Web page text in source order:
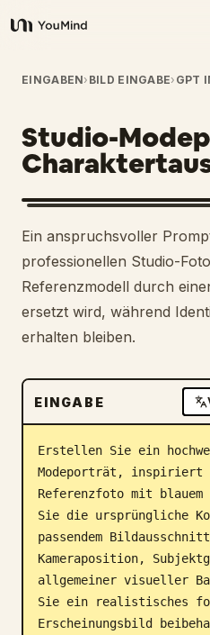
YouMind
Übersicht
Anwendungsfälle
Fähigkeiten
Prompts
Preise
Blog
Updates
EINGABEN› BILD EINGABE› GPT
Studio-
Ein anspruchsvoller
professionellen Studio-
Referenzmodell durch
ersetzt wird, während
erhalten bleiben.
EINGABE
Erstellen Sie ein
Modeporträt, inspiriert
Referenzfoto mit
Sie die ursprüngliche
passendem
Kameraposition,
allgemeiner visueller
Sie ein realistisches
Erscheinungsbild